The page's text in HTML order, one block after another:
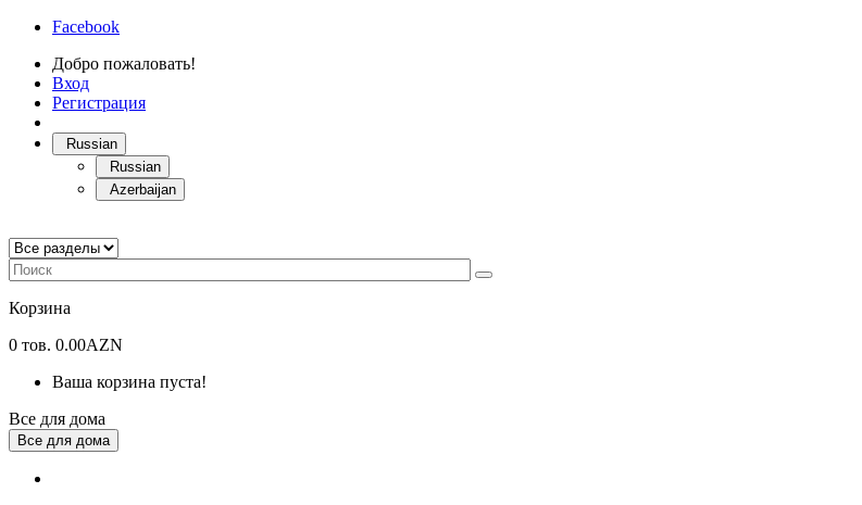
Facebook
Добро пожаловать!
Вход
Регистрация
Russian
Russian
Azerbaijan
Корзина
0 тов. 0.00AZN
Ваша корзина пуста!
Все для дома
Все для дома